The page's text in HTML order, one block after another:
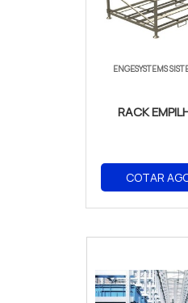
ENGESYSTEMS
RACK
COTAR